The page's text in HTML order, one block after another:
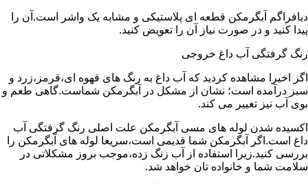
دیافراگم آبگرمکن قطعه ای پلاستیکی و مشابه یک واشر است.آن را
پیدا کنید و در صورت نیاز آن را تعویض کنید.
رنگ گرفتگی آب داغ خروجی
اگر اخیرا مشاهده کردید که آب داغ به رنگ های قهوه ای،قرمز،زرد و
سبز درآمده است؛ نشان از مشکل در آبگرمکن شماست.گاهی طعم و
بوی آب نیز تغییر می کند.
اکسیده شدن لوله های مسی آبگرمکن علت اصلی رنگ گرفتگی آب
داغ است.اگر آبگرمکن شما قدیمی است،سریعا لوله های آبگرمکن را
بررسی کنید.زیرا استفاده از آب زنگ زده،موجب بروز مشکلاتی در
سلامت شما و خانواده تان خواهد شد.